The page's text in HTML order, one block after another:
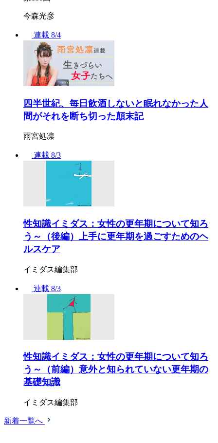
今森光彦
連載 8/4
四半世紀、毎日飲酒しないと眠れなかった人
間がそれを断ち切った顛末記
雨宮処凛
連載 8/3
性知識イミダス：女性の更年期について知ろ
う～（後編）上手に更年期を過ごすためのヘ
ルスケア
イミダス編集部
連載 8/3
性知識イミダス：女性の更年期について知ろ
う～（前編）意外と知られていない更年期の
基礎知識
イミダス編集部
新着一覧へ